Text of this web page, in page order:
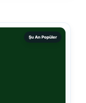
Şu An Popüler